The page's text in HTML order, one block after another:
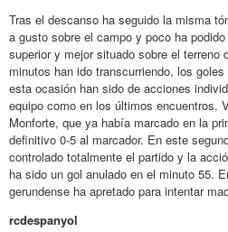
Tras el descanso ha seguido la misma
a gusto sobre el campo y poco ha
superior y mejor situado sobre el terreno
minutos han ido transcurriendo, los
esta ocasión han sido de acciones
equipo como en los últimos encuentros.
Monforte, que ya había marcado en la
definitivo 0-5 al marcador. En este
controlado totalmente el partido y la
ha sido un gol anulado en el minuto 55.
gerundense ha apretado para intentar
rcdespanyol